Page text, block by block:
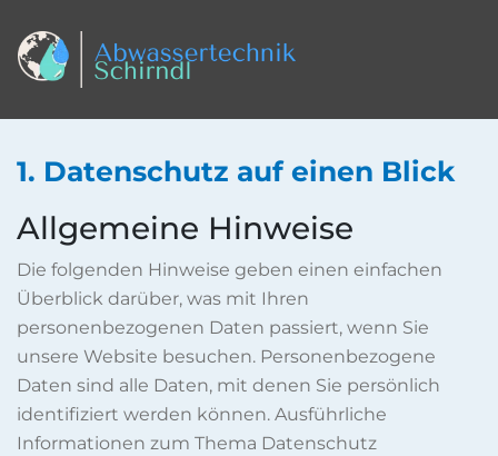
1. Datenschutz auf einen Blick
Allgemeine Hinweise
Die folgenden Hinweise geben einen einfachen
Überblick darüber, was mit Ihren
personenbezogenen Daten passiert, wenn Sie
unsere Website besuchen. Personenbezogene
Daten sind alle Daten, mit denen Sie persönlich
identifiziert werden können. Ausführliche
Informationen zum Thema Datenschutz